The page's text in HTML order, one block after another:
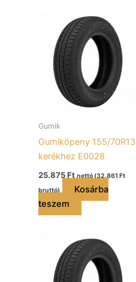
Gumik
Gumiköpeny 155/70R13
kerékhez E0028
25.875Ft nettó (32.861 Ft
bruttó)
Kosárba
teszem